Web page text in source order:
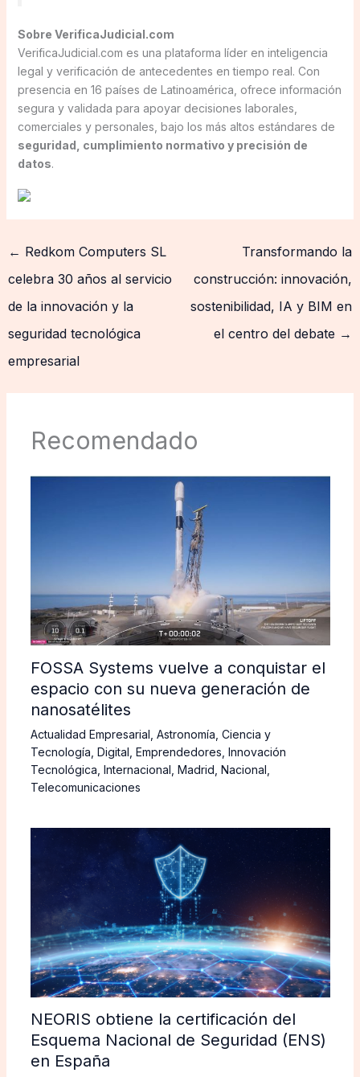
Sobre VerificaJudicial.com
VerificaJudicial.com es una plataforma líder en inteligencia
legal y verificación de antecedentes en tiempo real. Con
presencia en 16 países de Latinoamérica, ofrece información
segura y validada para apoyar decisiones laborales,
comerciales y personales, bajo los más altos estándares de
seguridad, cumplimiento normativo y precisión de
datos.
← Redkom Computers SL
celebra 30 años al servicio
de la innovación y la
seguridad tecnológica
empresarial
Transformando la
construcción: innovación,
sostenibilidad, IA y BIM en
el centro del debate →
Recomendado
FOSSA Systems vuelve a conquistar el
espacio con su nueva generación de
nanosatélites
Actualidad Empresarial Astronomía Ciencia y
Tecnología Digital Emprendedores Innovación
Tecnológica Internacional Madrid Nacional
Telecomunicaciones
NEORIS obtiene la certificación del
Esquema Nacional de Seguridad (ENS)
en España